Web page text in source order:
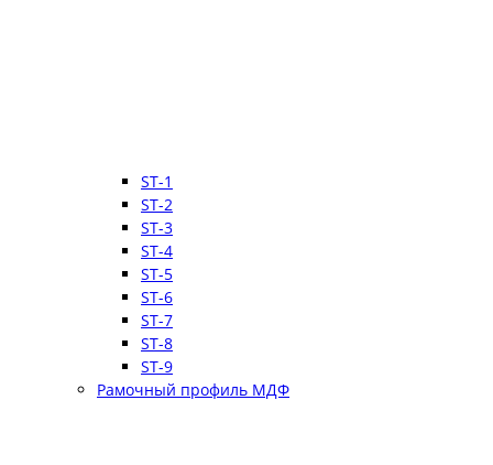
ST-1
ST-2
ST-3
ST-4
ST-5
ST-6
ST-7
ST-8
ST-9
Рамочный профиль МДФ